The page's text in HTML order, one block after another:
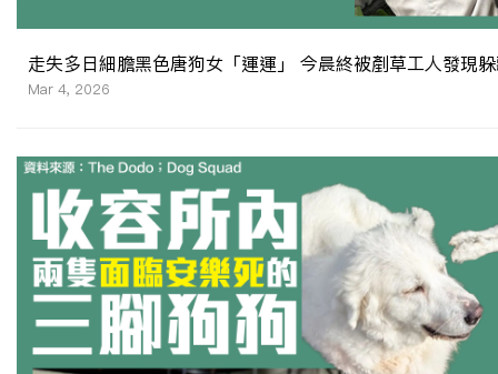
走失多日細膽黑色唐狗女「運運」 今晨終被剷草工人發現
Mar 4, 2026